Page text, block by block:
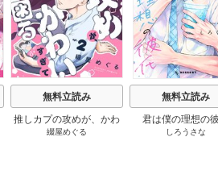
無料立読み
推しカプの攻めが、かわ
いすぎて困る
綴屋めぐる
無料立読み
君は僕の理想の
しろうさな